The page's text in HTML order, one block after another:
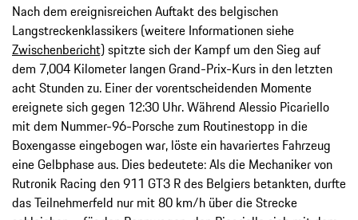
Nach dem ereignisreichen Auftakt des belgischen
Langstreckenklassikers (weitere Informationen siehe
Zwischenbericht)spitzte sich der Kampf um den Sieg auf
dem 7,004 Kilometer langen Grand-Prix-Kurs in den letzten
acht Stunden zu. Einer der vorentscheidenden Momente
ereignete sich gegen 12:30 Uhr. Während Alessio Picariello
mit dem Nummer-96-Porsche zum Routinestopp in die
Boxengasse eingebogen war, löste ein havariertes Fahrzeug
eine Gelbphase aus. Dies bedeutete: Als die Mechaniker von
Rutronik Racing den 911 GT3 R des Belgiers betankten, durfte
das Teilnehmerfeld nur mit 80 km/h über die Strecke